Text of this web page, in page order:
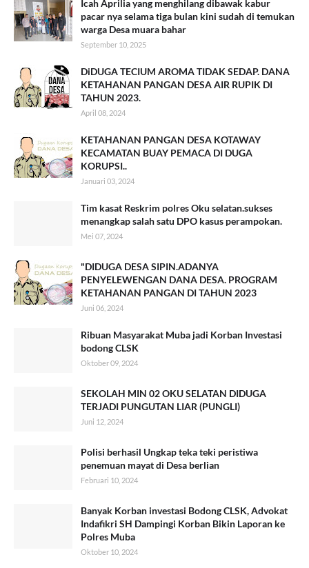
Icah Aprilia yang menghilang dibawak kabur
pacar nya selama tiga bulan kini sudah di temukan
warga Desa muara bahar
September 10, 2025
DiDUGA TECIUM AROMA TIDAK SEDAP. DANA
KETAHANAN PANGAN DESA AIR RUPIK DI
TAHUN 2023.
April 08, 2024
KETAHANAN PANGAN DESA KOTAWAY
KECAMATAN BUAY PEMACA DI DUGA
KORUPSI..
Januari 03, 2024
Tim kasat Reskrim polres Oku selatan.sukses
menangkap salah satu DPO kasus perampokan.
Mei 07, 2024
"DIDUGA DESA SIPIN.ADANYA
PENYELEWENGAN DANA DESA. PROGRAM
KETAHANAN PANGAN DI TAHUN 2023
Juni 06, 2024
Ribuan Masyarakat Muba jadi Korban Investasi
bodong CLSK
Oktober 09, 2024
SEKOLAH MIN 02 OKU SELATAN DIDUGA
TERJADI PUNGUTAN LIAR (PUNGLI)
Juni 12, 2024
Polisi berhasil Ungkap teka teki peristiwa
penemuan mayat di Desa berlian
Februari 10, 2024
Banyak Korban investasi Bodong CLSK, Advokat
Indafikri SH Dampingi Korban Bikin Laporan ke
Polres Muba
Oktober 10, 2024